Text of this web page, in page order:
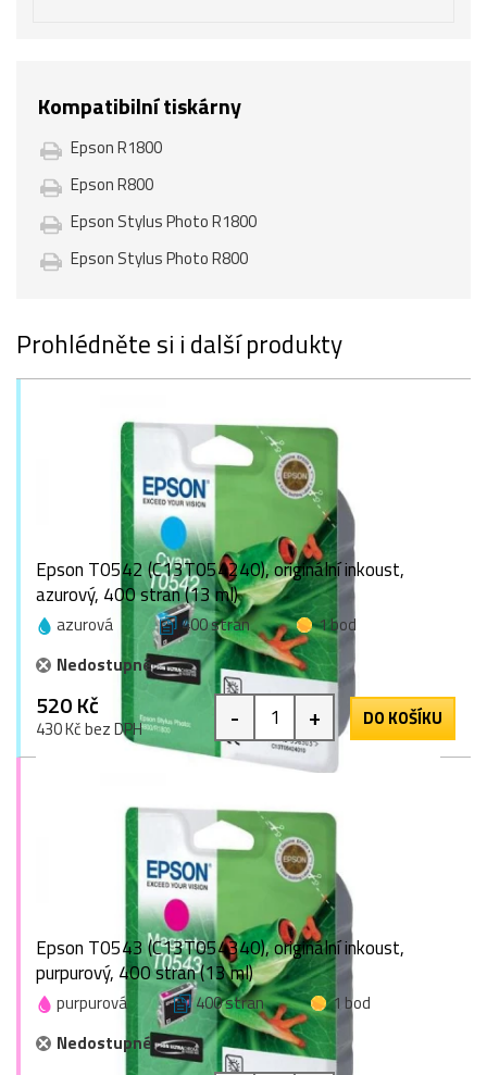
Kompatibilní tiskárny
Epson R1800
Epson R800
Epson Stylus Photo R1800
Epson Stylus Photo R800
Prohlédněte si i další produkty
Epson T0542 (C13T054240), originální inkoust,
azurový, 400 stran (13 ml)
azurová 400 stran
1 bod
Nedostupné
520 Kč
430 Kč bez DPH - + DO KOŠÍKU
Epson T0543 (C13T054340), originální inkoust,
purpurový, 400 stran (13 ml)
purpurová 400 stran
1 bod
Nedostupné